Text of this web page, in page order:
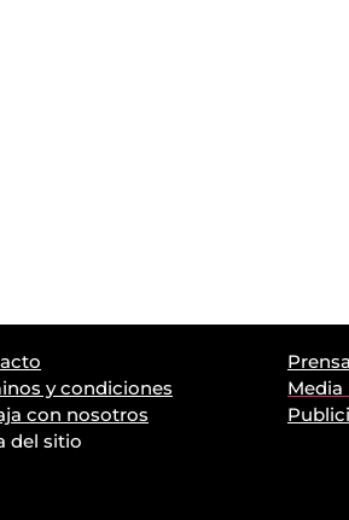
y condiciones
con nosotros
del sitio
Media